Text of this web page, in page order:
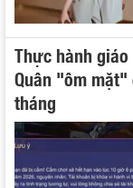
Thực hành
Quân "ôm mặt"
tháng